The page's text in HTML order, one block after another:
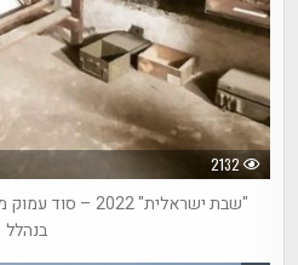
2132
"שבת ישראלית"
בנהלל